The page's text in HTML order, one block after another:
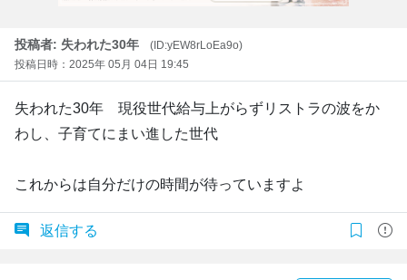
投稿者: 失われた30年
(ID:yEW8rLoEa9o)
投稿日時：2025年 05月 04日 19:45
失われた30年 現役世代給与上がらずリストラの波をか
わし、子育てにまい進した世代
これからは自分だけの時間が待っていますよ
返信する